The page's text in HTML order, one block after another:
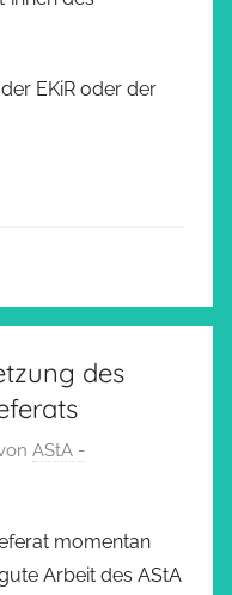
EKiR oder der
des
AStA -
momentan
Arbeit des AStA